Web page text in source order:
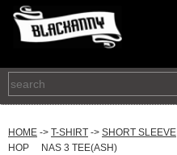
HOME -> T-SHIRT -> SHORT SLEEVE
HOP NAS 3 TEE(ASH)